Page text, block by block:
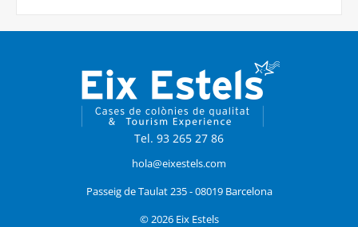
Tel. 93 265 27 86
hola@eixestels.com
Passeig de Taulat 235 - 08019 Barcelona
© 2026 Eix Estels